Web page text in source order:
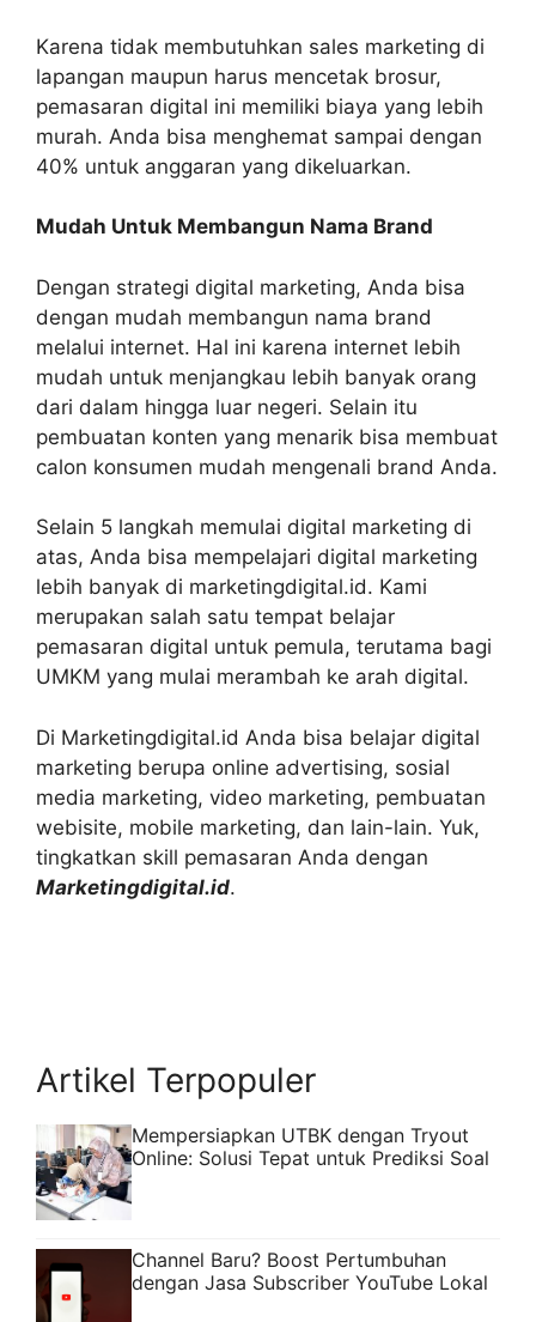
Karena tidak membutuhkan sales marketing di
lapangan maupun harus mencetak brosur,
pemasaran digital ini memiliki biaya yang lebih
murah. Anda bisa menghemat sampai dengan
40% untuk anggaran yang dikeluarkan.
Mudah Untuk Membangun Nama Brand
Dengan strategi digital marketing, Anda bisa
dengan mudah membangun nama brand
melalui internet. Hal ini karena internet lebih
mudah untuk menjangkau lebih banyak orang
dari dalam hingga luar negeri. Selain itu
pembuatan konten yang menarik bisa membuat
calon konsumen mudah mengenali brand Anda.
Selain 5 langkah memulai digital marketing di
atas, Anda bisa mempelajari digital marketing
lebih banyak di marketingdigital.id. Kami
merupakan salah satu tempat belajar
pemasaran digital untuk pemula, terutama bagi
UMKM yang mulai merambah ke arah digital.
Di Marketingdigital.id Anda bisa belajar digital
marketing berupa online advertising, sosial
media marketing, video marketing, pembuatan
webisite, mobile marketing, dan lain-lain. Yuk,
tingkatkan skill pemasaran Anda dengan
Marketingdigital.id.
Artikel Terpopuler
Mempersiapkan UTBK dengan Tryout
Online: Solusi Tepat untuk Prediksi Soal
Channel Baru? Boost Pertumbuhan
dengan Jasa Subscriber YouTube Lokal